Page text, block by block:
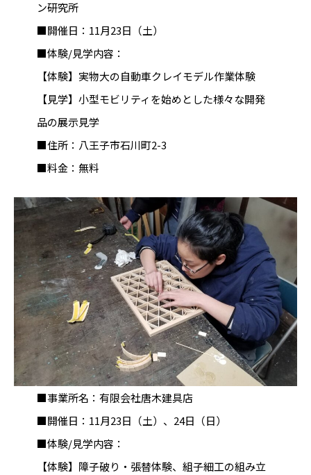
ン研究所
■開催日：11月23日（土）
■体験/見学内容：
【体験】実物大の自動車クレイモデル作業体験
【見学】小型モビリティを始めとした様々な開発
品の展示見学
■住所：八王子市石川町2-3
■料金：無料
■事業所名：有限会社唐木建具店
■開催日：11月23日（土）、24日（日）
■体験/見学内容：
【体験】障子破り・張替体験、組子細工の組み立